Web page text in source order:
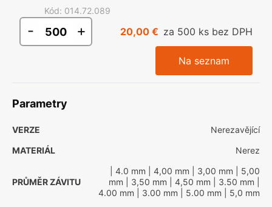
Kód: 014.72.089
- + 20,00 € za 500 ks bez DPH
Na seznam
Parametry
VERZE
Nerezavějící
MATERIÁL
Nerez
PRŮMĚR ZÁVITU
| 4.0 mm | 4,00 mm | 3,00 mm | 5,00
mm | 3,50 mm | 4,50 mm | 3.50 mm
4.00 mm | 3.00 mm | 5.00 mm | 5,0 mm